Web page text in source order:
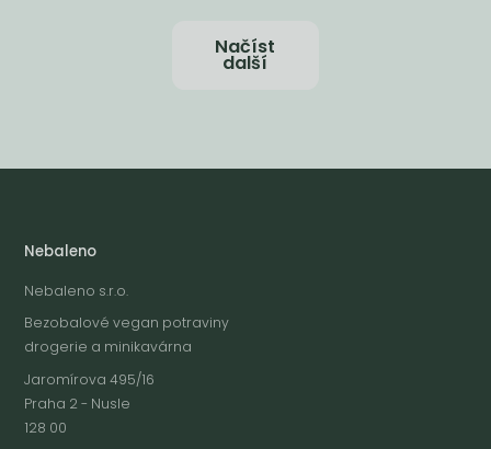
Načíst
další
Nebaleno
Nebaleno s.r.o.
Bezobalové vegan potraviny
drogerie a minikavárna
Jaromírova 495/16
Praha 2 - Nusle
128 00